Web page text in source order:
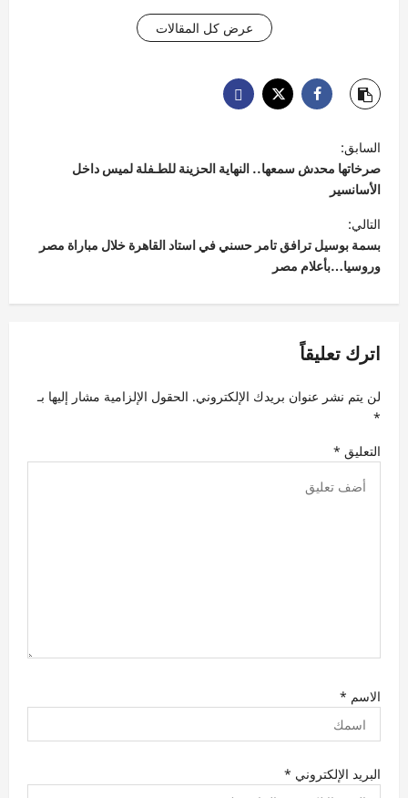
عرض كل المقالات
ت
ص
فّ
ح
ا
ل
م
ا
ل
ا
ت
السابق:
صرخاتها محدش سمعها.. النهاية الحزينة للطـفلة لميس داخل
الأسانسير
التالي:
بسمة بوسيل ترافق تامر حسني في استاد القاهرة خلال مباراة مصر
وروسيا…بأعلام مصر
اترك تعليقاً
لن يتم نشر عنوان بريدك الإلكتروني. الحقول الإلزامية مشار إليها بـ
*
التعليق *
الاسم *
البريد الإلكتروني *